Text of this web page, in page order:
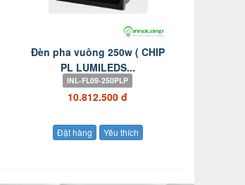
Đèn pha vuông 250w ( CHIP
PL LUMILEDS...
INL-FL09-250PLP
10.812.500 đ
Đặt hàng Yêu thích